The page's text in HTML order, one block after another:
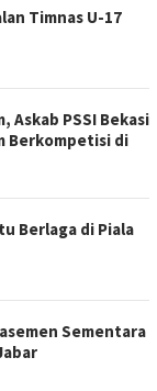
Timnas U-17
Askab PSSI Bekasi
Berkompetisi di
Berlaga di Piala
Sementara